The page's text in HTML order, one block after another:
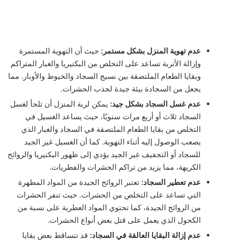
عدم تهوية المنزل بشكل مستمر: حيث أن التهوية المستمرة
وإزالة الأتربة تساعد على التخلص من البكتيريا والغبار المتراكم
وبقايا الطعام الملتصقة بين نسيج السجاد والخيوط والأوبار. مما
يجعل من السجادة بيئة جيدة لجذب الحشرات.
عدم غسل السجاد بشكل جيد: يمكن لربة المنزل أن تلجأ لغسل
السجاد ثلاث أو أربع مرات سنويًا، حيث يساعد الغسيل في
التخلص من بقايا الطعام الملتصقة في السجاد والغبار الذي
يصعب الوصول إليه أثناء التهوية. كما أن الغسيل غير الجيد
للسجاد أو التجفيف غير الجيد يؤدي إلى ظهور البكتيريا والروائح
الكريهة، مما يزيد من تراكم الحشرات والفطريات.
عدم تعطير السجاد: تعتبر الروائح الجيدة من المواد المطهرة
التي تساعد على التخلص من الحشرات. حيث تنفر الحشرات
من الروائح الجيدة، كما تحتوي المواد العطرية على نسبة من
الكحول الذي يعمل على قتل بعض أنواع الحشرات.
عدم إزالة البقايا العالقة في السجاد: قد تتساقط بعض بقايا